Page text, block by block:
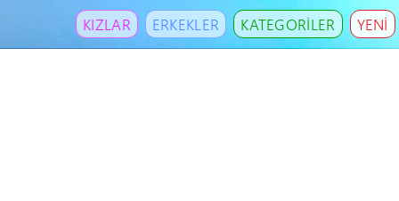
KIZLAR ERKEKLER KATEGORİLER YENİ